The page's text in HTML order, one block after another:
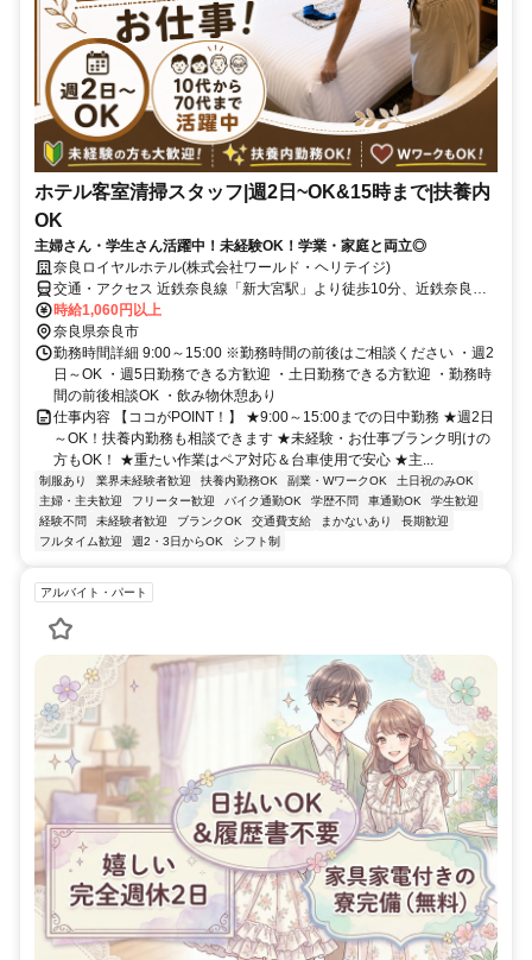
ホテル客室清掃スタッフ|週2日~OK&15時まで|扶養内
OK
主婦さん・学生さん活躍中！未経験OK！学業・家庭と両立◎
奈良ロイヤルホテル(株式会社ワールド・ヘリテイジ)
交通・アクセス 近鉄奈良線「新大宮駅」より徒歩10分、近鉄奈良線
「近鉄奈良駅」・JR関西本線「奈良駅」より車で約10分
時給1,060円以上
奈良県奈良市
勤務時間詳細 9:00～15:00 ※勤務時間の前後はご相談ください ・週2
日～OK ・週5日勤務できる方歓迎 ・土日勤務できる方歓迎 ・勤務時
間の前後相談OK ・飲み物休憩あり
仕事内容 【ココがPOINT！】 ★9:00～15:00までの日中勤務 ★週2日
～OK！扶養内勤務も相談できます ★未経験・お仕事ブランク明けの
方もOK！ ★重たい作業はペア対応＆台車使用で安心 ★主...
制服あり 業界未経験者歓迎 扶養内勤務OK 副業・WワークOK
土日祝のみOK
主婦・主夫歓迎
フリーター歓迎 バイク通勤OK 学歴不問 車通勤OK
学生歓迎
経験不問
未経験者歓迎 ブランクOK 交通費支給 まかないあり
長期歓迎
フルタイム歓迎
週2・3日からOK シフト制
アルバイト・パート